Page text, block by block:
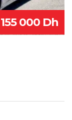
155 000 Dh